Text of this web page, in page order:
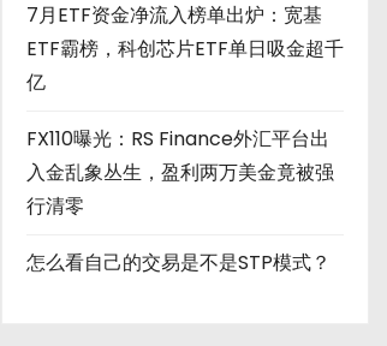
7月ETF资金净流入榜单出炉：宽基
ETF霸榜，科创芯片ETF单日吸金超千
亿
FX110曝光：RS Finance外汇平台出
入金乱象丛生，盈利两万美金竟被强
行清零
怎么看自己的交易是不是STP模式？